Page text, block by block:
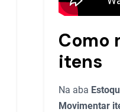
Como
itens
Na aba
Movimentar